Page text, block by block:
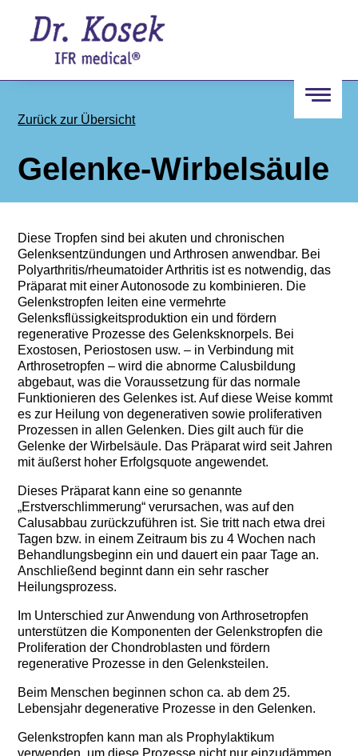
Zurück zur Übersicht
Gelenke-Wirbelsäule
Diese Tropfen sind bei akuten und chronischen
Gelenksentzündungen und Arthrosen anwendbar. Bei
Polyarthritis/rheumatoider Arthritis ist es notwendig, das
Präparat mit einer Autonosode zu kombinieren. Die
Gelenkstropfen leiten eine vermehrte
Gelenksflüssigkeitsproduktion ein und fördern
regenerative Prozesse des Gelenksknorpels. Bei
Exostosen, Periostosen usw. – in Verbindung mit
Arthrosetropfen – wird die abnorme Calusbildung
abgebaut, was die Voraussetzung für das normale
Funktionieren des Gelenkes ist. Auf diese Weise kommt
es zur Heilung von degenerativen sowie proliferativen
Prozessen in allen Gelenken. Dies gilt auch für die
Gelenke der Wirbelsäule. Das Präparat wird seit Jahren
mit äußerst hoher Erfolgsquote angewendet.
Dieses Präparat kann eine so genannte
„Erstverschlimmerung“ verursachen, was auf den
Calusabbau zurückzuführen ist. Sie tritt nach etwa drei
Tagen bzw. in einem Zeitraum bis zu 4 Wochen nach
Behandlungsbeginn ein und dauert ein paar Tage an.
Anschließend beginnt dann ein sehr rascher
Heilungsprozess.
Im Unterschied zur Anwendung von Arthrosetropfen
unterstützen die Komponenten der Gelenkstropfen die
Proliferation der Chondroblasten und fördern
regenerative Prozesse in den Gelenksteilen.
Beim Menschen beginnen schon ca. ab dem 25.
Lebensjahr degenerative Prozesse in den Gelenken.
Gelenkstropfen kann man als Prophylaktikum
verwenden, um diese Prozesse nicht nur einzudämmen